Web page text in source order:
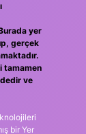
yer
gerçek
tamamen
ve
bir Yer